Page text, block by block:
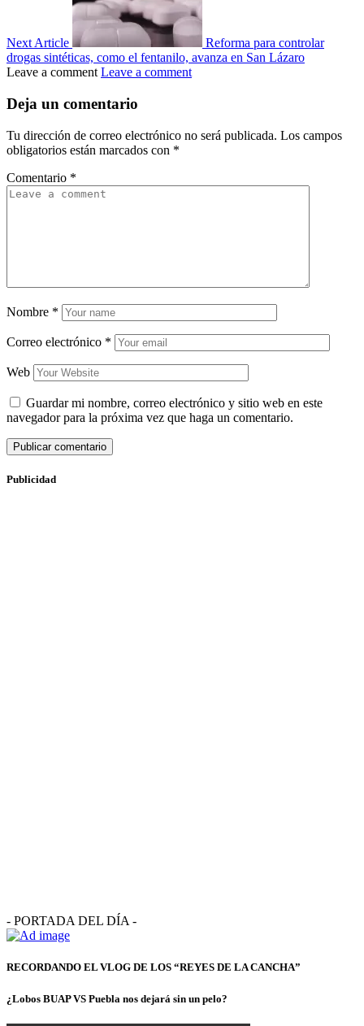
Next Article
Reforma para controlar
drogas sintéticas, como el fentanilo, avanza en San Lázaro
Leave a comment Leave a comment
Deja un comentario
Tu dirección de correo electrónico no será publicada. Los campos
obligatorios están marcados con *
Comentario *
Nombre *
Correo electrónico *
Web
Guardar mi nombre, correo electrónico y sitio web en este
navegador para la próxima vez que haga un comentario.
Publicidad
- PORTADA DEL DÍA -
RECORDANDO EL VLOG DE LOS “REYES DE LA CANCHA”
¿Lobos BUAP VS Puebla nos dejará sin un pelo?